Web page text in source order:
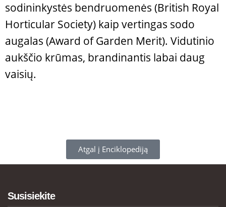
sodininkystės bendruomenės (British Royal
Horticular Society) kaip vertingas sodo
augalas (Award of Garden Merit). Vidutinio
aukščio krūmas, brandinantis labai daug
vaisių.
Atgal į Enciklopediją
Susisiekite